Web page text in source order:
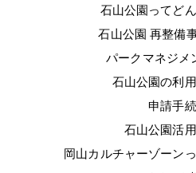
石山公園ってど
石山公園 再整備
パークマネジメ
石山公園の利
申請手
石山公園活
岡山カルチャーゾーン